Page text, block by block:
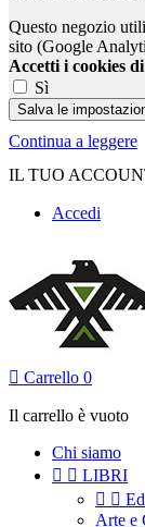
Questo negozio
sito (Google
Accetti i cookies
Sì
Continua a leggere
IL TUO
Accedi
 Carrello 0
Il carrello è vuoto
Chi siamo
  LIBRI
 
Arte e